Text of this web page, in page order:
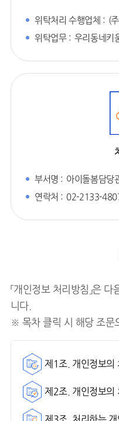
위탁처리 수행업체 : (
위탁업무 : 우리동네키
부서명 : 아이돌봄담당
연락처 : 02-2133-
「개인정보 처리방침」은
니다.
※ 목차 클릭 시 해당 조문
제1조. 개인정보의
제2조. 개인정보의